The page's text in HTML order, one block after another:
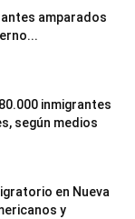
amparados
inmigrantes
según medios
en Nueva
y